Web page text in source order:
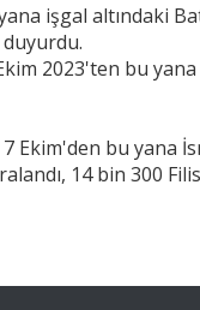
işgal altındaki
2023'ten bu
Ekim'den bu yana
14 bin 300